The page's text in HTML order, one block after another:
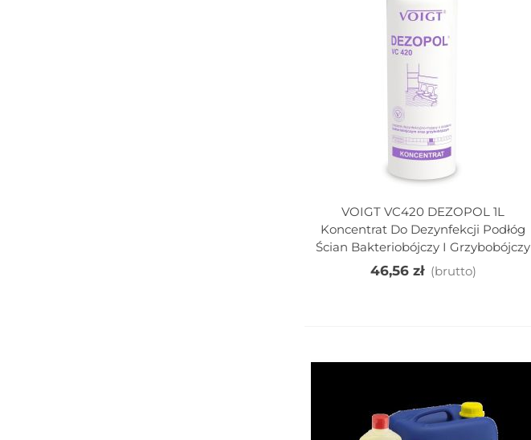
Dodaj Do Koszyka
VOIGT VC420 DEZOPOL 1L
Koncentrat Do Dezynfekcji Podłóg
Ścian Bakteriobójczy I Grzybobójczy
46,56 zł (brutto)